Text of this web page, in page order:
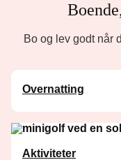
Bo og lev godt når
Overnatting
Aktiviteter